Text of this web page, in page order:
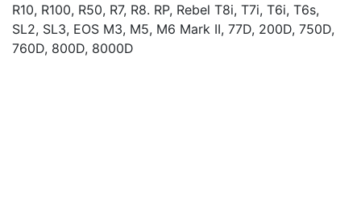
R10, R100, R50, R7, R8. RP, Rebel T8i, T7i, T6i, T6s,
SL2, SL3, EOS M3, M5, M6 Mark II, 77D, 200D, 750D,
760D, 800D, 8000D